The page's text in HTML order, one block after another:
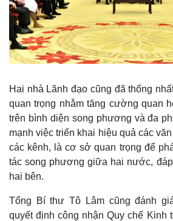
Hai nhà Lãnh đạo cũng đã thống
quan trọng nhằm tăng cường quan
trên bình diện song phương và đa
mạnh việc triển khai hiệu quả các
các kênh, là cơ sở quan trọng để
tác song phương giữa hai nước,
hai bên.
Tổng Bí thư Tô Lâm cũng đánh
quyết định công nhận Quy chế Kinh